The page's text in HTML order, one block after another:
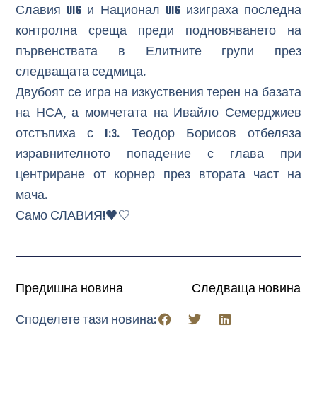
Славия U16 и Национал U16 изиграха последна
контролна среща преди подновяването на
първенствата в Елитните групи през
следващата седмица.
Двубоят се игра на изкуствения терен на базата
на НСА, а момчетата на Ивайло Семерджиев
отстъпиха с 1:3. Теодор Борисов отбеляза
изравнителното попадение с глава при
центриране от корнер през втората част на
мача.
Само СЛАВИЯ!🖤🤍
Предишна новина Следваща новина
Споделете тази новина: